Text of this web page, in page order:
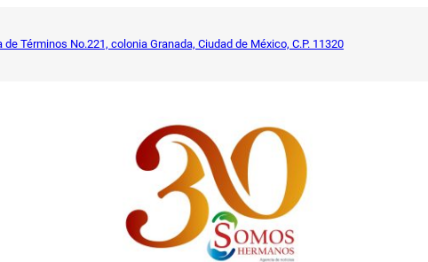
de Términos No.221, colonia Granada, Ciudad de México, C.P. 11320